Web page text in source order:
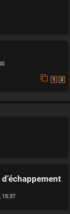
1 2
15:37